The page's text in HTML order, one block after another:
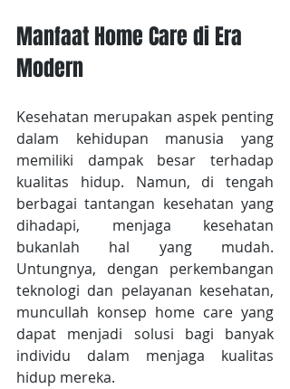
Manfaat Home Care di Era
Modern
Kesehatan merupakan aspek penting
dalam kehidupan manusia yang
memiliki dampak besar terhadap
kualitas hidup. Namun, di tengah
berbagai tantangan kesehatan yang
dihadapi, menjaga kesehatan
bukanlah hal yang mudah.
Untungnya, dengan perkembangan
teknologi dan pelayanan kesehatan,
muncullah konsep home care yang
dapat menjadi solusi bagi banyak
individu dalam menjaga kualitas
hidup mereka.